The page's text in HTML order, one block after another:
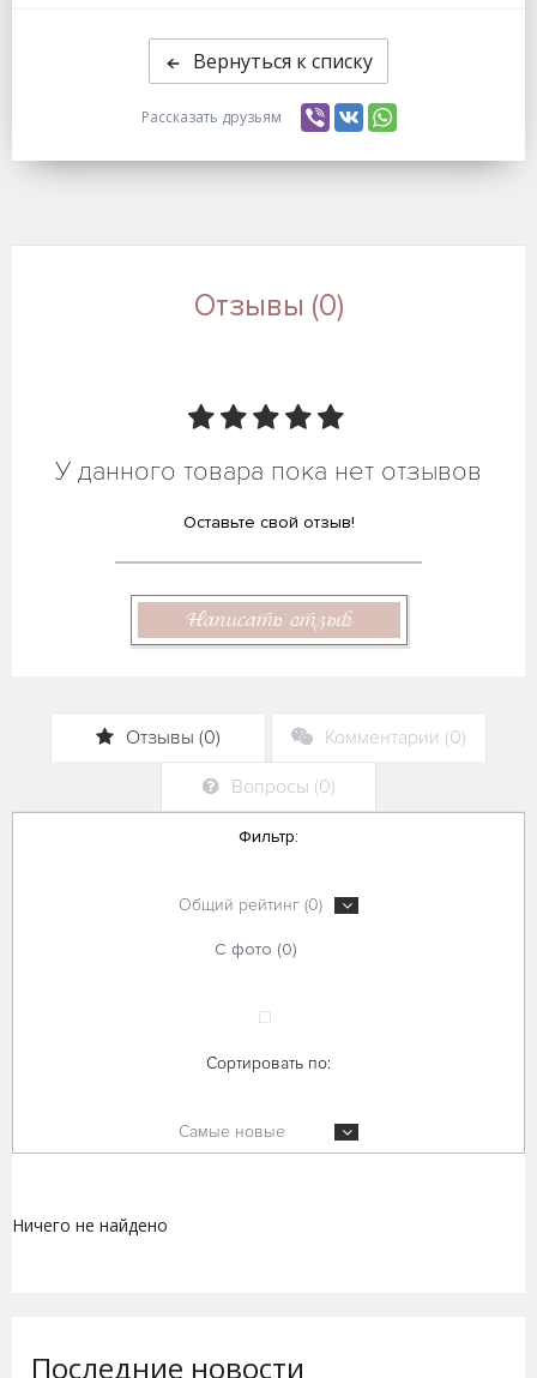
Вернуться к списку
Рассказать друзьям
Отзывы (0)
У данного товара пока нет отзывов
Оставьте свой отзыв!
Написать отзыв
Отзывы (0) Комментарии (0)
Вопросы (0)
Фильтр:
Общий рейтинг (0)
С фото (0)
Сортировать по:
Самые новые
Ничего не найдено
Последние новости